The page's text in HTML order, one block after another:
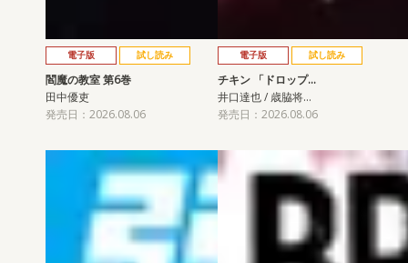
電子版 試し読み
閻魔の教室 第6巻
田中優吏
発売日：2026.08.06
電子版 試し読み
チキン 「ドロップ…
井口達也 / 歳脇将…
発売日：2026.08.06